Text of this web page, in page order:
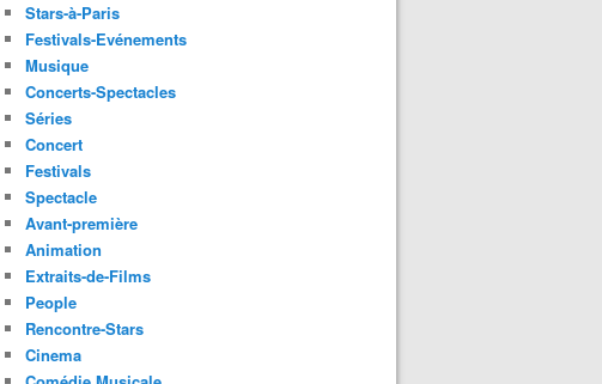
Stars-à-Paris
Festivals-Evénements
Musique
Concerts-Spectacles
Séries
Concert
Festivals
Spectacle
Avant-première
Animation
Extraits-de-Films
People
Rencontre-Stars
Cinema